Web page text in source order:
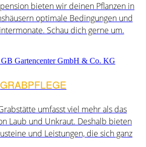
bieten wir deinen Pflanzen in
optimale Bedingungen und
Schau dich gerne um.
GRABPFLEGE
umfasst viel mehr als das
Laub und Unkraut. Deshalb bieten
und Leistungen, die sich ganz